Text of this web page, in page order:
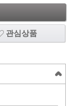
관심상품